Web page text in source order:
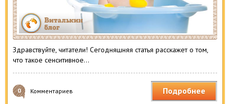
Здравствуйте, читатели! Сегодняшняя статья расскажет о том,
что такое сенситивное…
0 Комментариев Подробнее